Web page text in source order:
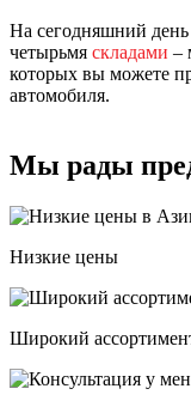
На сегодняшний день
четырьмя складами –
которых вы можете
автомобиля.
Мы рады
Низкие цены
Широкий